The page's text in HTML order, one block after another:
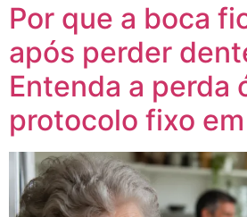
Por que a boca
após perder
Entenda a perda
protocolo fixo